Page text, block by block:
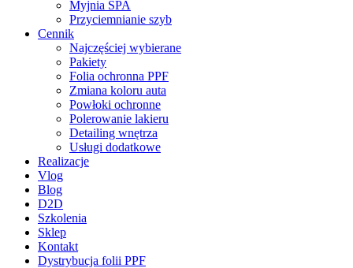
Myjnia SPA
Przyciemnianie szyb
Cennik
Najczęściej wybierane
Pakiety
Folia ochronna PPF
Zmiana koloru auta
Powłoki ochronne
Polerowanie lakieru
Detailing wnętrza
Usługi dodatkowe
Realizacje
Vlog
Blog
D2D
Szkolenia
Sklep
Kontakt
Dystrybucja folii PPF